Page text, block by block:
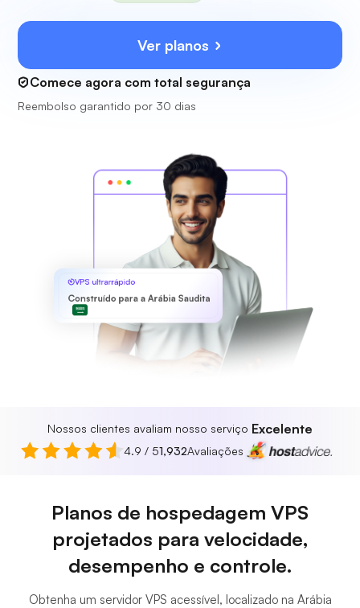
Ver planos
Comece agora com total segurança
Reembolso garantido por 30 dias
VPS ultrarrápido
Construído para a Arábia Saudita
Nossos clientes avaliam nosso serviço Excelente
4.9 / 51,932Avaliações
Planos de hospedagem VPS
projetados para velocidade,
desempenho e controle.
Obtenha um servidor VPS acessível, localizado na Arábia